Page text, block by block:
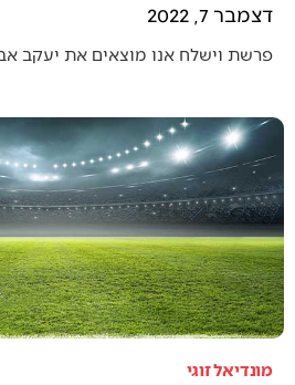
דצמבר 7, 2022
פרשת וישלח אנו מוצאים את יעקב
מונדיאל זוגי